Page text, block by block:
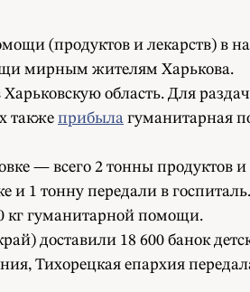
(продуктов и лекарств) в
мирным жителям Харькова.
область. Для
также прибыла гуманитарная
— всего 2 тонны продуктов
1 тонну передали в госпиталь.
кг гуманитарной помощи.
доставили 18 600 банок
Тихорецкая епархия